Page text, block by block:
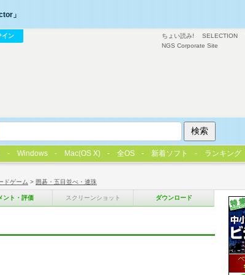
ドゲーム > 囲碁・五目並べ・連珠
ント・評価 スクリーンショット ダウンロード
ちょい読み! SELECTION
NGS Corporate Site
」
イン
Windows Mac(OS X) 全OS 新着ソフト ランキング